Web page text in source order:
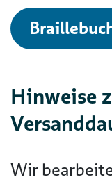
Hinweise
Wir